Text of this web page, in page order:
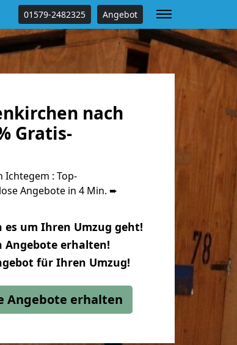
01579-2482325 Angebot
nach
Gratis-
Ichtegem : Top-
Angebote in 4 Min. ➨
um Ihren Umzug geht!
Angebote erhalten!
für Ihren Umzug!
Angebote erhalten